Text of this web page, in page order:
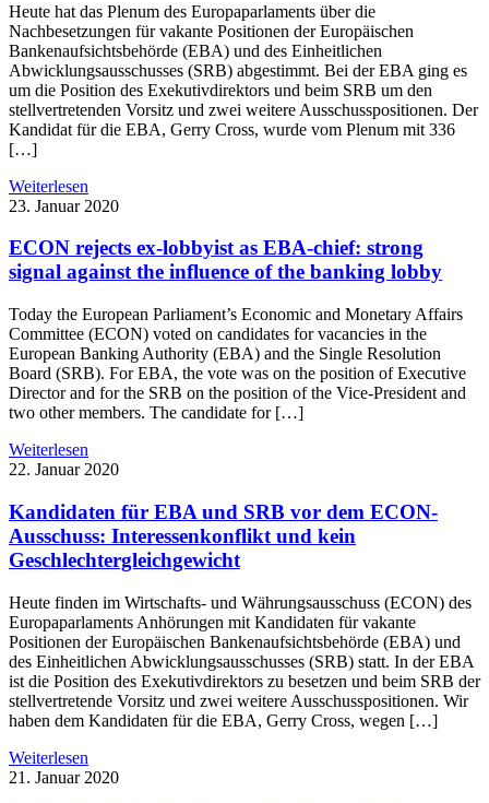
Heute hat das Plenum des Europaparlaments über die
Nachbesetzungen für vakante Positionen der Europäischen
Bankenaufsichtsbehörde (EBA) und des Einheitlichen
Abwicklungsausschusses (SRB) abgestimmt. Bei der EBA ging es
um die Position des Exekutivdirektors und beim SRB um den
stellvertretenden Vorsitz und zwei weitere Ausschusspositionen. Der
Kandidat für die EBA, Gerry Cross, wurde vom Plenum mit 336
[…]
Weiterlesen
23. Januar 2020
ECON rejects ex-lobbyist as EBA-chief: strong
signal against the influence of the banking lobby
Today the European Parliament’s Economic and Monetary Affairs
Committee (ECON) voted on candidates for vacancies in the
European Banking Authority (EBA) and the Single Resolution
Board (SRB). For EBA, the vote was on the position of Executive
Director and for the SRB on the position of the Vice-President and
two other members. The candidate for […]
Weiterlesen
22. Januar 2020
Kandidaten für EBA und SRB vor dem ECON-
Ausschuss: Interessenkonflikt und kein
Geschlechtergleichgewicht
Heute finden im Wirtschafts- und Währungsausschuss (ECON) des
Europaparlaments Anhörungen mit Kandidaten für vakante
Positionen der Europäischen Bankenaufsichtsbehörde (EBA) und
des Einheitlichen Abwicklungsausschusses (SRB) statt. In der EBA
ist die Position des Exekutivdirektors zu besetzen und beim SRB der
stellvertretende Vorsitz und zwei weitere Ausschusspositionen. Wir
haben dem Kandidaten für die EBA, Gerry Cross, wegen […]
Weiterlesen
21. Januar 2020